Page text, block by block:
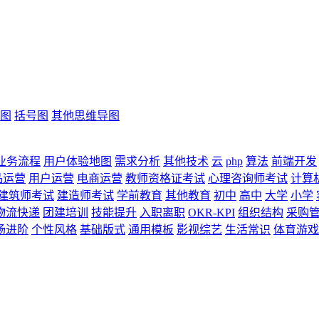
括号图 其他思维导图
务流程 用户体验地图 需求分析 其他技术 云 php 算法 前端开发
运营 用户运营 电商运营 教师资格证考试 心理咨询师考试 计算
筑师考试 建造师考试 学前教育 其他教育 初中 高中 大学 小学
流快递 团建培训 技能提升 入职离职 OKR-KPI 组织结构 采购
进阶 个性风格 基础版式 通用模板 影视综艺 生活常识 体育游戏